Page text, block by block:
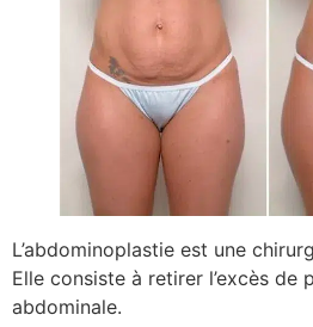
L’abdominoplastie est une
Elle consiste à retirer l’excès de
abdominale.